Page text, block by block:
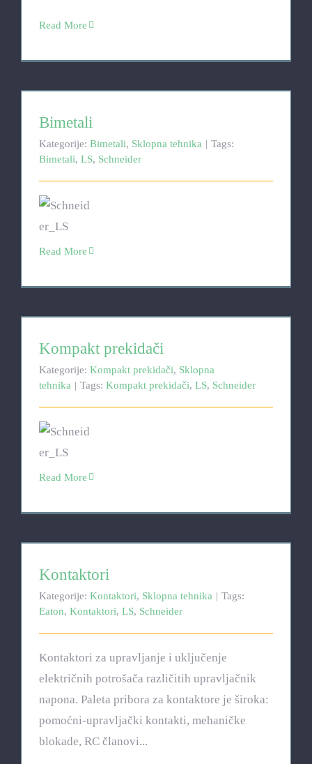
Read More
Bimetali
Kategorije: Bimetali, Sklopna tehnika | Tags:
Bimetali, LS, Schneider
Read More
Kompakt prekidači
Kategorije: Kompakt prekidači, Sklopna
tehnika | Tags: Kompakt prekidači, LS, Schneider
Read More
Kontaktori
Kategorije: Kontaktori, Sklopna tehnika | Tags:
Eaton, Kontaktori, LS, Schneider
Kontaktori za upravljanje i uključenje
električnih potrošača različitih upravljačnik
napona. Paleta pribora za kontaktore je široka:
pomoćni-upravljački kontakti, mehaničke
blokade, RC članovi...